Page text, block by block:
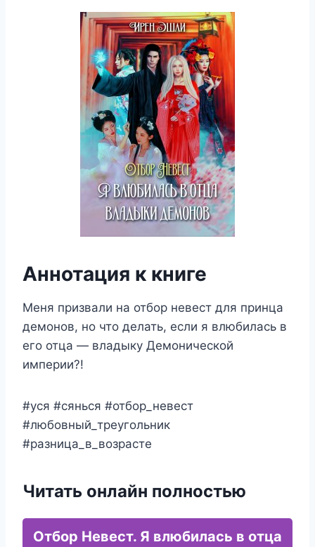
Аннотация к книге
Меня призвали на отбор невест для принца
демонов, но что делать, если я влюбилась в
его отца — владыку Демонической
империи?!
#уся #сянься #отбор_невест
#любовный_треугольник
#разница_в_возрасте
Читать онлайн полностью
Отбор Невест. Я влюбилась в отца